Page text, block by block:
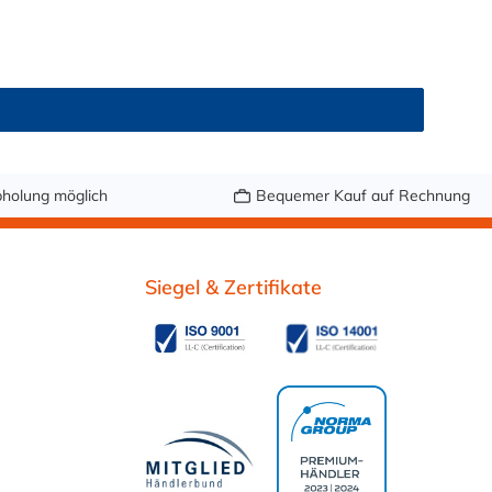
Medien oder Bier in Schankanlagen. Bei
Vor dem Ersteinsatz mit Lebensmitteln oder
möglich Bequemer Kauf auf Rechnung
Siegel & Zertifikate